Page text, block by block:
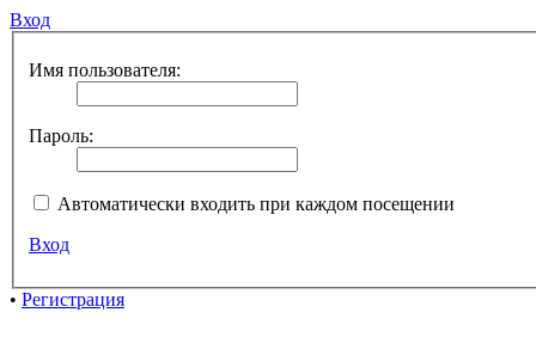
Вход
Имя пользователя:
Пароль:
Автоматически входить при каждом посещении
Вход
• Регистрация